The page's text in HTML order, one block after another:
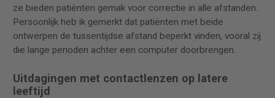
ze bieden patiënten gemak voor correctie in alle afstanden.
Persoonlijk heb ik gemerkt dat patiënten met beide
ontwerpen de tussentijdse afstand beperkt vinden, vooral zij
die lange perioden achter een computer doorbrengen.
Uitdagingen met contactlenzen op latere
leeftijd